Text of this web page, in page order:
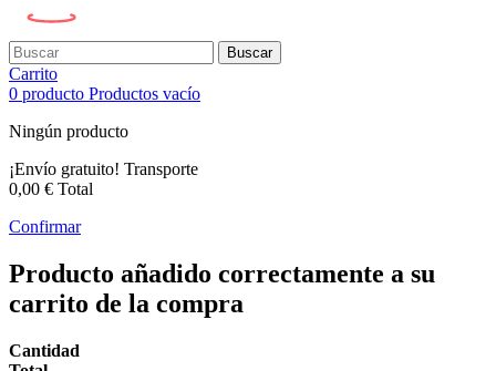
Buscar
Carrito
0 producto Productos vacío
Ningún producto
¡Envío gratuito! Transporte
0,00 € Total
Confirmar
Producto añadido correctamente a su
carrito de la compra
Cantidad